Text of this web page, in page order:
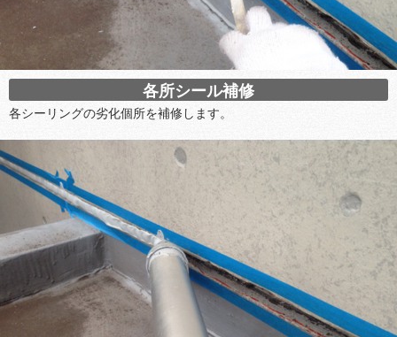
各所シール補修
各シーリングの劣化個所を補修します。